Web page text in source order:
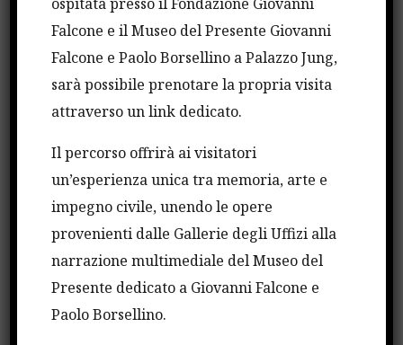
Alla vigilia del XXVI anniversario della strage di
Capaci, la Guardia di Finanza ha voluto ricordare
così le intuizioni investigative e il metodo di
indagine introdotto dal magistrato ucciso a Capaci
Cosa nostra”, diceva il giudice che per primo puntò
sui santuari intoccabili delle banche.
Nel filmato ex colleghi di Falcone, come Leonardo
Guarnotta, Peppino Di Lello, Gioacchino Natoli e
Ignazio De Francisci, ricordano l’importanza delle
idee di Falcone che comprese tra l’altro quanto
fosse controproducente affrontare le inchieste sui
Falcone e il Museo del Presente Giovanni
Falcone e Paolo Borsellino a Palazzo Jung,
sarà possibile prenotare la propria visita
attraverso un link dedicato.
Il percorso offrirà ai visitatori
un’esperienza unica tra memoria, arte e
impegno civile, unendo le opere
provenienti dalle Gallerie degli Uffizi alla
narrazione multimediale del Museo del
Presente dedicato a Giovanni Falcone e
Paolo Borsellino.